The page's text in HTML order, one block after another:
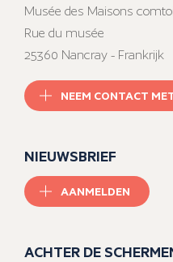
Musée des Maisons
Rue du musée
25360 Nancray - Frankrijk
NEEM CONTACT
NIEUWSBRIEF
AANMELDEN
ACHTER DE